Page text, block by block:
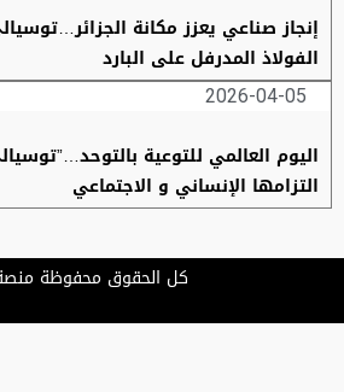
إنجاز صناعي يعزز مكانة
الفولاذ المدرفل على البارد
2026-04-05
اليوم العالمي للتوعية
التزامها الإنساني و الاجتماعي
كل الحقوق محفوظة منصة